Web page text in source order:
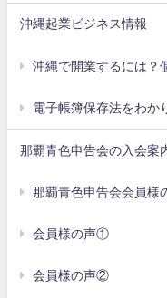
沖縄起業ビジネス情報
沖縄で開業するには？
電子帳簿保存法をわか
那覇青色申告会の入会案
那覇青色申告会会員様
会員様の声①
会員様の声②